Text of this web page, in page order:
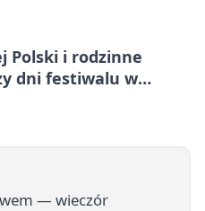
Polski i rodzinne
dni festiwalu w
— wieczór